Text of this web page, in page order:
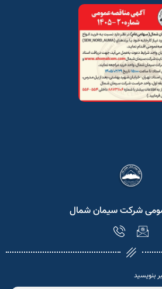
شرکت سیمان شمال
بنویسید